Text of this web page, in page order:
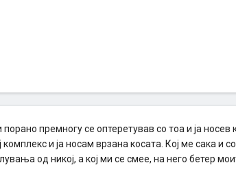
премногу се оптеретував со тоа и ја носев
комплекс и ја носам врзана косата. Кој ме сака и
од никој, а кој ми се смее, на него бетер